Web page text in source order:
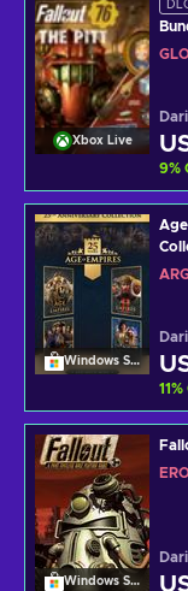
Xbox Live
Dari
9%
Windows Store
Collection -
Dari
11%
Windows Store
Dari